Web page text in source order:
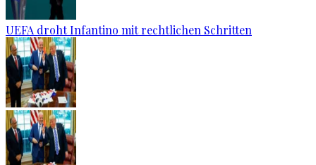
UEFA droht Infantino mit rechtlichen Schritten